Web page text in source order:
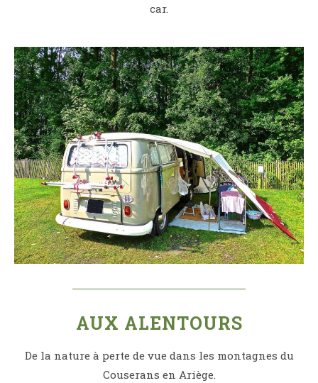
car.
AUX ALENTOURS
De la nature à perte de vue dans les montagnes du
Couserans en Ariège.